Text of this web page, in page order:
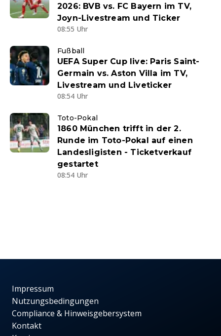
2026: BVB vs. FC Bayern im TV,
Joyn-Livestream und Ticker
08:55 Uhr
Fußball
UEFA Super Cup live: Paris Saint-
Germain vs. Aston Villa im TV,
Livestream und Liveticker
08:54 Uhr
Toto-Pokal
1860 München trifft in der 2.
Runde im Toto-Pokal auf einen
Landesligisten - Ticketverkauf
gestartet
08:54 Uhr
Impressum
Nutzungsbedingungen
Compliance & Hinweisgebersystem
Kontakt